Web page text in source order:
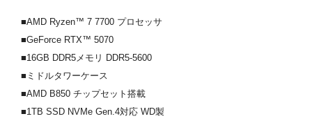
■AMD Ryzen™ 7 7700 プロセッサ
■GeForce RTX™ 5070
■16GB DDR5メモリ DDR5-5600
■ミドルタワーケース
■AMD B850 チップセット搭載
■1TB SSD NVMe Gen.4対応 WD製